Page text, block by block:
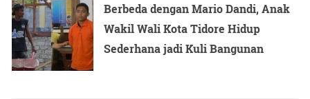
Berbeda dengan Mario Dandi, Anak
Wakil Wali Kota Tidore Hidup
Sederhana jadi Kuli Bangunan